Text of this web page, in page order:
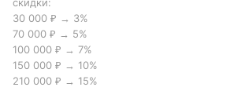
скидки:
30 000 ₽ → 3%
70 000 ₽ → 5%
100 000 ₽ → 7%
150 000 ₽ → 10%
210 000 ₽ → 15%